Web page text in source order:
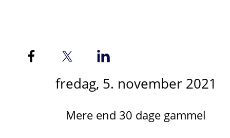
fredag, 5. november 2021
Mere end 30 dage gammel